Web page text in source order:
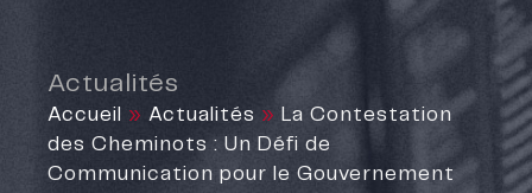
Actualités
Accueil » Actualités » La Contestation
des Cheminots : Un Défi de
Communication pour le Gouvernement